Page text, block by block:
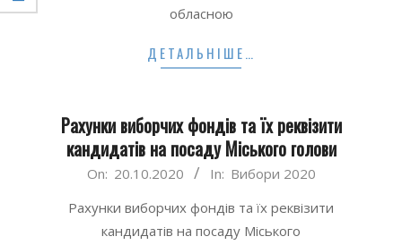
обласною
ДЕТАЛЬНІШЕ…
Рахунки виборчих фондів та їх реквізити
кандидатів на посаду Міського голови
2020-On: 20.10.2020 In: Вибори 2020
Рахунки виборчих фондів та їх реквізити
кандидатів на посаду Міського